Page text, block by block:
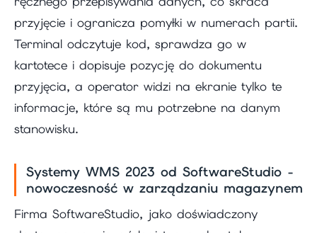
przyjęcie i ogranicza pomyłki w numerach partii.
Terminal odczytuje kod, sprawdza go w
kartotece i dopisuje pozycję do dokumentu
przyjęcia, a operator widzi na ekranie tylko te
informacje, które są mu potrzebne na danym
stanowisku.
Systemy WMS 2023 od SoftwareStudio -
nowoczesność w zarządzaniu magazynem
Firma SoftwareStudio, jako doświadczony